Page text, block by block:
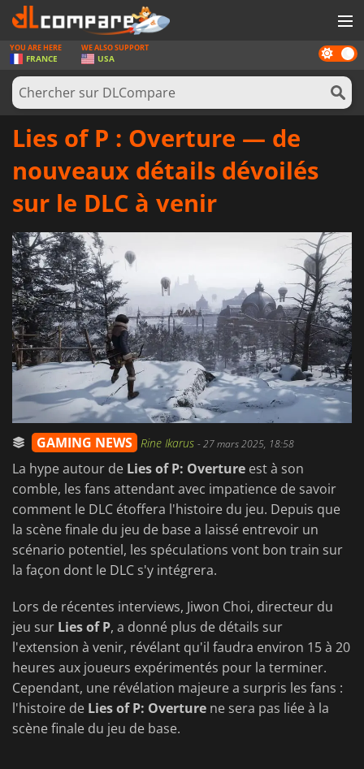
JEUX
CARTES PRÉPAYÉES
LOGICIELS
SE CONNECTER OU S'INSCRIRE
Dark
mode
YOU ARE HERE
FRANCE
WE ALSO SUPPORT
USA
Lies of P : Overture — de
nouveaux détails dévoilés
sur le DLC à venir
GAMING NEWS Rine Ikarus -27 mars 2025, 18:58
La hype autour de Lies of P: Overture est à son
comble, les fans attendant avec impatience de savoir
comment le DLC étoffera l'histoire du jeu. Depuis que
la scène finale du jeu de base a laissé entrevoir un
scénario potentiel, les spéculations vont bon train sur
la façon dont le DLC s'y intégrera.
Lors de récentes interviews, Jiwon Choi, directeur du
jeu sur Lies of P, a donné plus de détails sur
l'extension à venir, révélant qu'il faudra environ 15 à 20
heures aux joueurs expérimentés pour la terminer.
Cependant, une révélation majeure a surpris les fans :
l'histoire de Lies of P: Overture ne sera pas liée à la
scène finale du jeu de base.